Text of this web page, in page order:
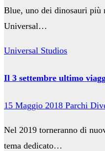
Blue, uno dei dinosauri più
Universal…
Universal Studios
Il 3 settembre ultimo
15 Maggio 2018 Parchi
Nel 2019 torneranno di
tema dedicato…